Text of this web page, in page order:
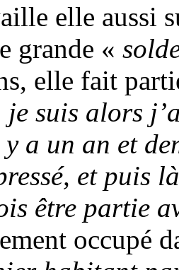
elle aussi
grande «
elle fait
je suis alors
a un an et
et puis
être partie
occupé